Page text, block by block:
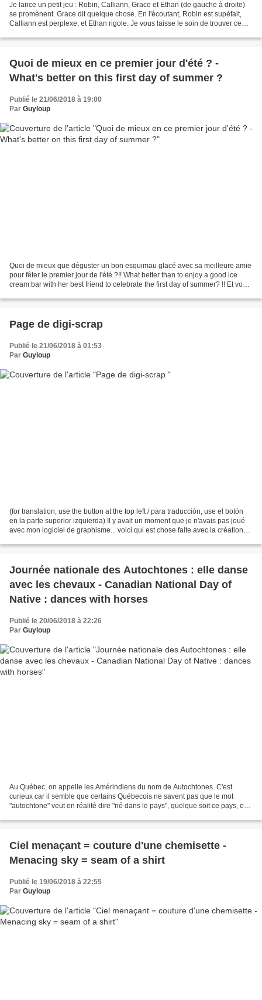
Je lance un petit jeu : Robin, Calliann, Grace et Ethan (de gauche à droite)
se promènent. Grace dit quelque chose. En l'écoutant, Robin est supéfait,
Calliann est perplexe, et Ethan rigole. Je vous laisse le soin de trouver ce
Quoi de mieux en ce premier jour d'été ? -
What's better on this first day of summer ?
Publié le 21/06/2018 à 19:00
Par Guyloup
Quoi de mieux que déguster un bon esquimau glacé avec sa meilleure amie
pour fêter le premier jour de l'été ?!! What better than to enjoy a good ice
cream bar with her best friend to celebrate the first day of summer? !! Et vous
Page de digi-scrap
Publié le 21/06/2018 à 01:53
Par Guyloup
(for translation, use the button at the top left / para traducción, use el botón
en la parte superior izquierda) Il y avait un moment que je n'avais pas joué
avec mon logiciel de graphisme... voici qui est chose faite avec la création
Journée nationale des Autochtones : elle danse
avec les chevaux - Canadian National Day of
Native : dances with horses
Publié le 20/06/2018 à 22:26
Par Guyloup
Au Québec, on appelle les Amérindiens du nom de Autochtones. C'est
curieux car il semble que certains Québecois ne savent pas que le mot
"autochtone" veut en réalité dire "né dans le pays", quelque soit ce pays, en
Ciel menaçant = couture d'une chemisette -
Menacing sky = seam of a shirt
Publié le 19/06/2018 à 22:55
Par Guyloup